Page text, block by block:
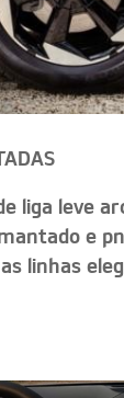
liga leve
e
linhas